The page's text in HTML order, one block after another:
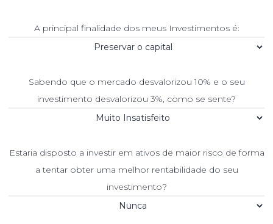
A principal finalidade dos meus Investimentos é:
Sabendo que o mercado desvalorizou 10% e o seu
investimento desvalorizou 3%, como se sente?
Estaria disposto a investir em ativos de maior risco de forma
a tentar obter uma melhor rentabilidade do seu
investimento?